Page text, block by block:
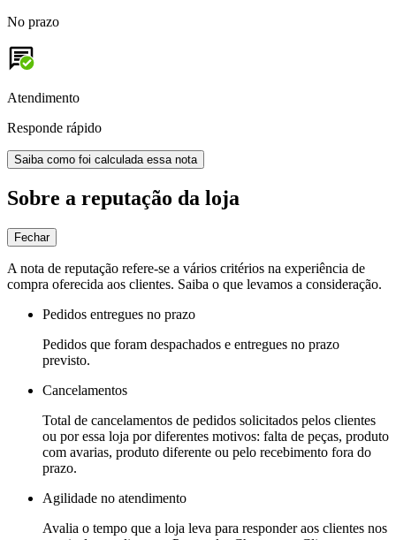
No prazo
Atendimento
Responde rápido
Saiba como foi calculada essa nota
Sobre a reputação da loja
Fechar
A nota de reputação refere-se a vários critérios na experiência de
compra oferecida aos clientes. Saiba o que levamos a consideração.
Pedidos entregues no prazo
Pedidos que foram despachados e entregues no prazo
previsto.
Cancelamentos
Total de cancelamentos de pedidos solicitados pelos clientes
ou por essa loja por diferentes motivos: falta de peças, produto
com avarias, produto diferente ou pelo recebimento fora do
prazo.
Agilidade no atendimento
Avalia o tempo que a loja leva para responder aos clientes nos